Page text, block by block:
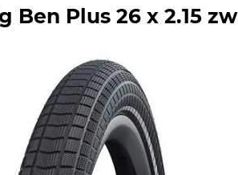
Ben Plus 26 x 2.15 zw